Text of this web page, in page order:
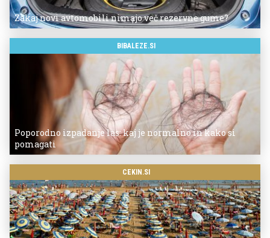
Zakaj novi avtomobili nimajo več rezervne gume?
BIBALEZE.SI
Poporodno izpadanje las: kaj je normalno in kako si
pomagati
CEKIN.SI